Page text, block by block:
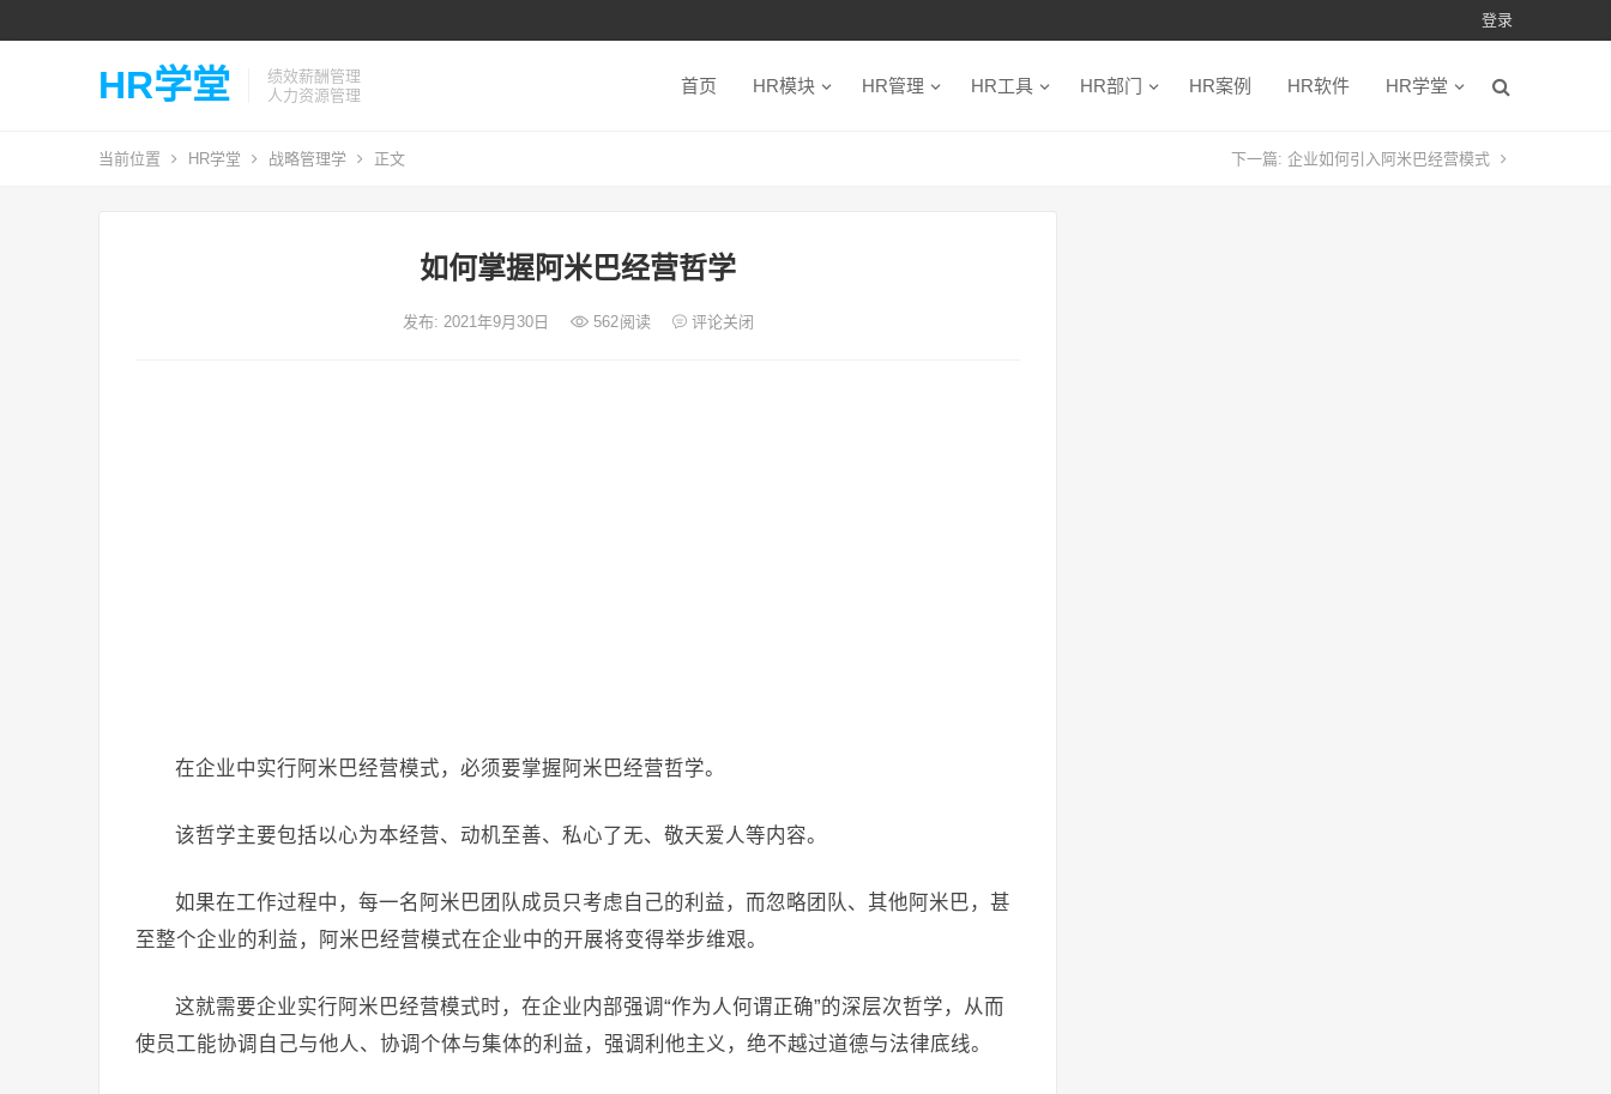
登录
HR学堂
绩效薪酬管理
人力资源管理
首页 HR模块 HR管理 HR工具 HR部门 HR案例 HR软件 HR学堂
当前位置 HR学堂 战略管理学 正文 下一篇: 企业如何引入阿米巴经营模式
如何掌握阿米巴经营哲学
发布: 2021年9月30日 562阅读 评论关闭
在企业中实行阿米巴经营模式，必须要掌握阿米巴经营哲学。
该哲学主要包括以心为本经营、动机至善、私心了无、敬天爱人等内容。
如果在工作过程中，每一名阿米巴团队成员只考虑自己的利益，而忽略团队、其他阿米巴，甚
至整个企业的利益，阿米巴经营模式在企业中的开展将变得举步维艰。
这就需要企业实行阿米巴经营模式时，在企业内部强调“作为人何谓正确”的深层次哲学，从而
使员工能协调自己与他人、协调个体与集体的利益，强调利他主义，绝不越过道德与法律底线。